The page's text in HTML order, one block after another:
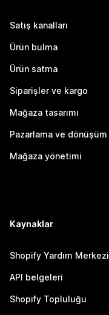
Satış kanalları
Ürün bulma
Ürün satma
Siparişler ve kargo
Mağaza tasarımı
Pazarlama ve dönüşüm
Mağaza yönetimi
Kaynaklar
Shopify Yardım Merkezi
API belgeleri
Shopify Topluluğu